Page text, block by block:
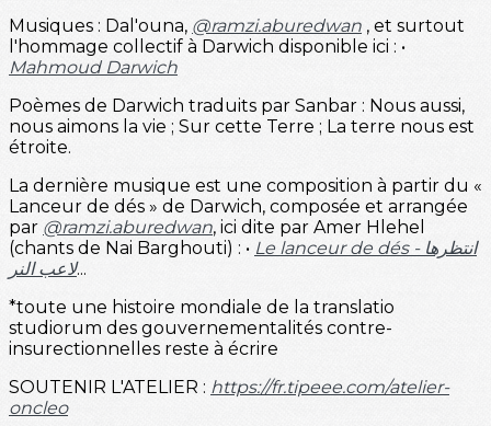
Musiques : Dal'ouna, @ramzi.aburedwan , et surtout
l'hommage collectif à Darwich disponible ici : •
Mahmoud Darwich
Poèmes de Darwich traduits par Sanbar : Nous aussi,
nous aimons la vie ; Sur cette Terre ; La terre nous est
étroite.
La dernière musique est une composition à partir du «
Lanceur de dés » de Darwich, composée et arrangée
par @ramzi.aburedwan, ici dite par Amer Hlehel
(chants de Nai Barghouti) : • Le lanceur de dés - انتظرها
لاعب النر...
*toute une histoire mondiale de la translatio
studiorum des gouvernementalités contre-
insurectionnelles reste à écrire
SOUTENIR L'ATELIER : https://fr.tipeee.com/atelier-
oncleo